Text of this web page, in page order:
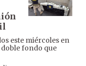
este miércoles en
fondo que